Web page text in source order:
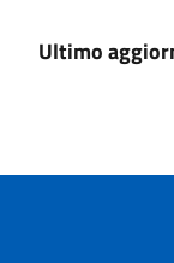
Ultimo